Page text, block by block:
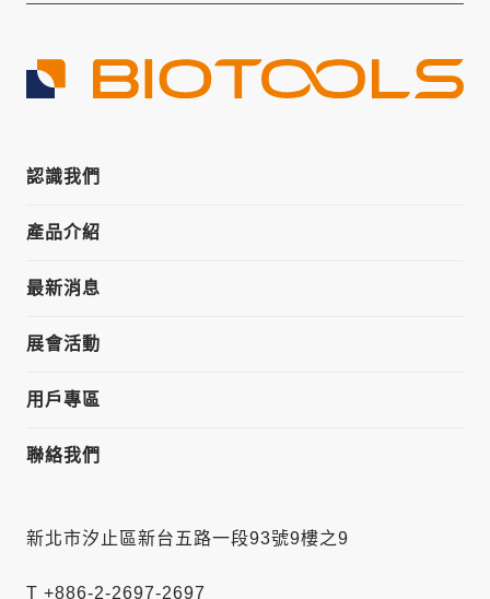
新北市汐止區新台五路一段93號9樓之9
T +886-2-2697-2697
認識我們
產品介紹
最新消息
展會活動
用戶專區
聯絡我們